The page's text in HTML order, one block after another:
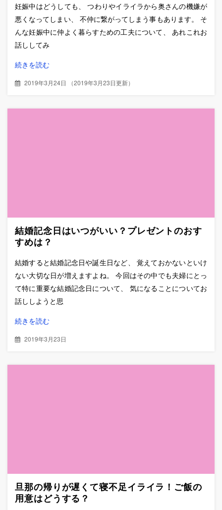
妊娠中はどうしても、 つわりやイライラから奥さんの機嫌が
悪くなってしまい、 不仲に繋がってしまう事もあります。 そ
んな妊娠中に仲よく暮らすための工夫について、 あれこれお
話ししてみ
続きを読む
2019年3月24日 （2019年3月23日更新）
結婚記念日はいつがいい？プレゼントのおす
すめは？
結婚すると結婚記念日や誕生日など、 覚えておかないといけ
ない大切な日が増えますよね。 今回はその中でも夫婦にとっ
て特に重要な結婚記念日について、 気になることについてお
話ししようと思
続きを読む
2019年3月23日
旦那の帰りが遅くて寝不足イライラ！ご飯の
用意はどうする？